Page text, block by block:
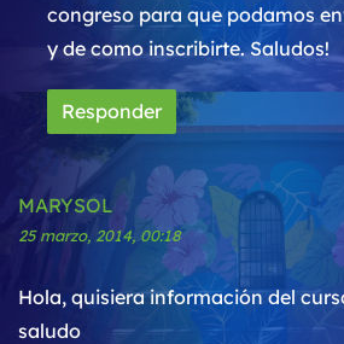
congreso para que podamos
y de como inscribirte. Saludos!
Responder
MARYSOL
25 marzo, 2014, 00:18
Hola, quisiera información del
saludo